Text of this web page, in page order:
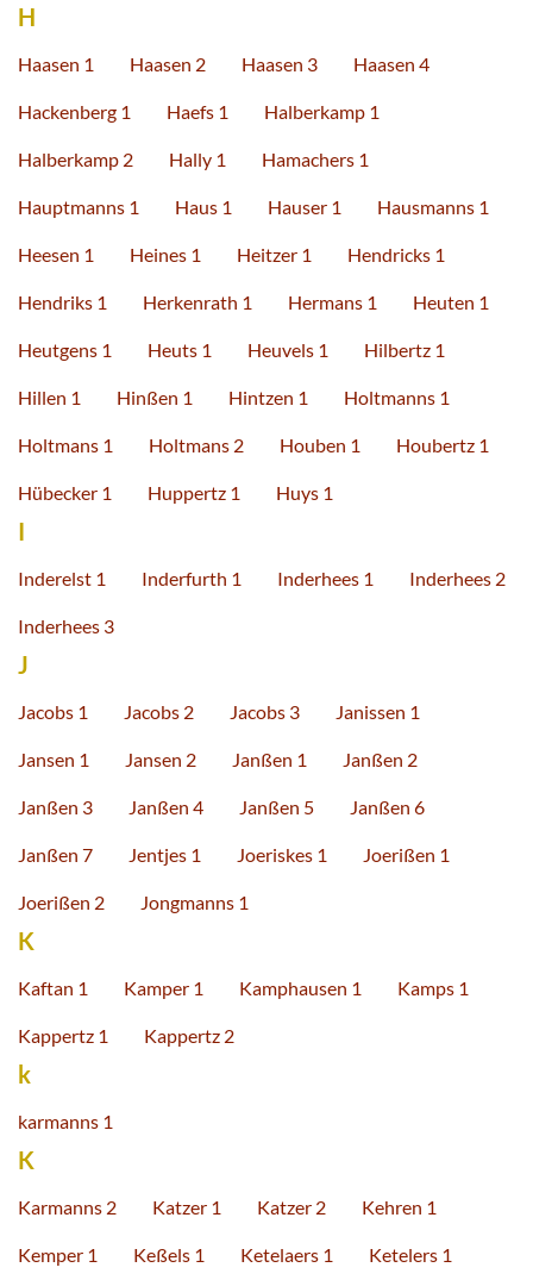
H
Haasen 1 Haasen 2 Haasen 3 Haasen 4
Hackenberg 1 Haefs 1 Halberkamp 1
Halberkamp 2 Hally 1 Hamachers 1
Hauptmanns 1 Haus 1 Hauser 1 Hausmanns 1
Heesen 1 Heines 1 Heitzer 1 Hendricks 1
Hendriks 1 Herkenrath 1 Hermans 1 Heuten 1
Heutgens 1 Heuts 1 Heuvels 1 Hilbertz 1
Hillen 1 Hinßen 1 Hintzen 1 Holtmanns 1
Holtmans 1 Holtmans 2 Houben 1 Houbertz 1
Hübecker 1 Huppertz 1 Huys 1
I
Inderelst 1 Inderfurth 1 Inderhees 1 Inderhees 2
Inderhees 3
J
Jacobs 1 Jacobs 2 Jacobs 3 Janissen 1
Jansen 1 Jansen 2 Janßen 1 Janßen 2
Janßen 3 Janßen 4 Janßen 5 Janßen 6
Janßen 7 Jentjes 1 Joeriskes 1 Joerißen 1
Joerißen 2 Jongmanns 1
K
Kaftan 1 Kamper 1 Kamphausen 1 Kamps 1
Kappertz 1 Kappertz 2
k
karmanns 1
K
Karmanns 2 Katzer 1 Katzer 2 Kehren 1
Kemper 1 Keßels 1 Ketelaers 1 Ketelers 1